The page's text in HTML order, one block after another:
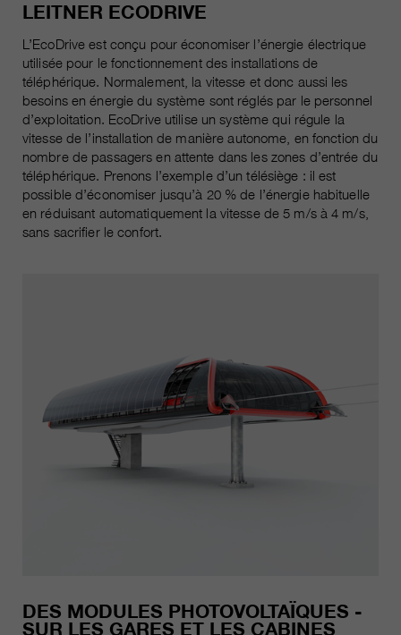
LEITNER ECODRIVE
L’EcoDrive est conçu pour économiser l’énergie électrique
utilisée pour le fonctionnement des installations de
téléphérique. Normalement, la vitesse et donc aussi les
besoins en énergie du système sont réglés par le personnel
d’exploitation. EcoDrive utilise un système qui régule la
vitesse de l’installation de manière autonome, en fonction du
nombre de passagers en attente dans les zones d’entrée du
téléphérique. Prenons l’exemple d’un télésiège : il est
possible d’économiser jusqu’à 20 % de l’énergie habituelle
en réduisant automatiquement la vitesse de 5 m/s à 4 m/s,
sans sacrifier le confort.
DES MODULES PHOTOVOLTAÏQUES -
SUR LES GARES ET LES CABINES